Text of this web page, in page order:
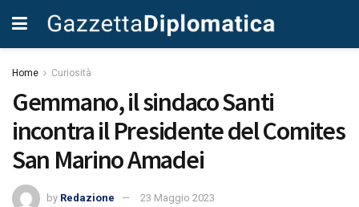
Home Curiosità
Gemmano, il sindaco Santi
incontra il Presidente del Comites
San Marino Amadei
by Redazione 23 Maggio 2023